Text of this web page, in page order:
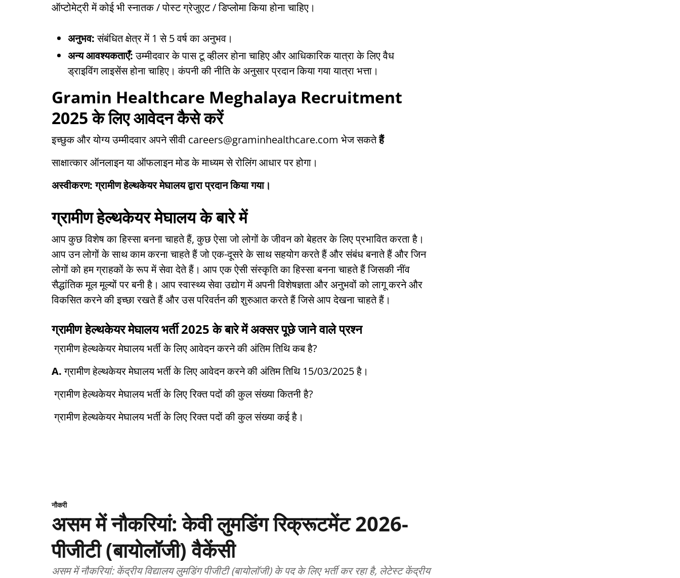
ऑप्टोमेट्री में कोई भी स्नातक / पोस्ट ग्रेजुएट / डिप्लोमा किया होना चाहिए।
अनुभव:संबंधित क्षेत्र में 1 से 5 वर्ष का अनुभव।
अन्य आवश्यकताएँ:उम्मीदवार के पास टू व्हीलर होना चाहिए और आधिकारिक यात्रा के लिए वैध
ड्राइविंग लाइसेंस होना चाहिए। कंपनी की नीति के अनुसार प्रदान किया गया यात्रा भत्ता।
Gramin Healthcare Meghalaya Recruitment
2025 के लिए आवेदन कैसे करें
इच्छुक और योग्य उम्मीदवार अपने सीवी careers@graminhealthcare.com भेज सकतेहैं
साक्षात्कार ऑनलाइन या ऑफलाइन मोड के माध्यम से रोलिंग आधार पर होगा।
अस्वीकरण: ग्रामीण हेल्थकेयर मेघालय द्वारा प्रदान किया गया।
ग्रामीण हेल्थकेयर मेघालय के बारे में
आप कुछ विशेष का हिस्सा बनना चाहते हैं, कुछ ऐसा जो लोगों के जीवन को बेहतर के लिए प्रभावित करता है।
आप उन लोगों के साथ काम करना चाहते हैं जो एक-दूसरे के साथ सहयोग करते हैं और संबंध बनाते हैं और जिन
लोगों को हम ग्राहकों के रूप में सेवा देते हैं। आप एक ऐसी संस्कृति का हिस्सा बनना चाहते हैं जिसकी नींव
सैद्धांतिक मूल मूल्यों पर बनी है। आप स्वास्थ्य सेवा उद्योग में अपनी विशेषज्ञता और अनुभवों को लागू करने और
विकसित करने की इच्छा रखते हैं और उस परिवर्तन की शुरुआत करते हैं जिसे आप देखना चाहते हैं।
ग्रामीण हेल्थकेयर मेघालय भर्ती 2025 के बारे में अक्सर पूछे जाने वाले प्रश्न
ग्रामीण हेल्थकेयर मेघालय भर्ती के लिए आवेदन करने की अंतिम तिथि कब है?
A.ग्रामीण हेल्थकेयर मेघालय भर्ती के लिए आवेदन करने की अंतिम तिथि 15/03/2025 है।
ग्रामीण हेल्थकेयर मेघालय भर्ती के लिए रिक्त पदों की कुल संख्या कितनी है?
ग्रामीण हेल्थकेयर मेघालय भर्ती के लिए रिक्त पदों की कुल संख्या कई है।
नौकरी
असम में नौकरियां: केवी लुमडिंग रिक्रूटमेंट 2026-
पीजीटी (बायोलॉजी) वैकेंसी
असम में नौकरियां: केंद्रीय विद्यालय लुमडिंग पीजीटी (बायोलॉजी) के पद के लिए भर्ती कर रहा है, लेटेस्ट केंद्रीय